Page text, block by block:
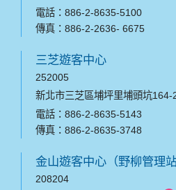
電話：886-2-8635-5100
傳真：886-2-2636- 6675
三芝遊客中心
252005
新北市三芝區埔坪里埔頭坑164-
電話：886-2-8635-5143
傳真：886-2-8635-3748
金山遊客中心（野柳管理站
208204